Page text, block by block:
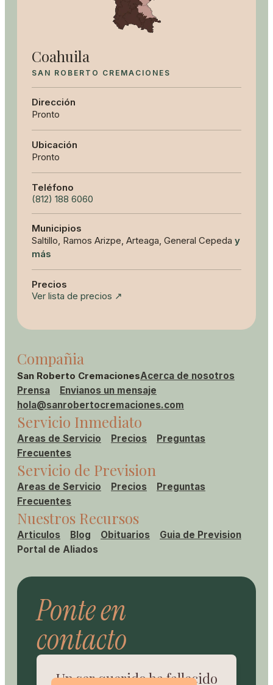
Coahuila
SAN ROBERTO CREMACIONES
Dirección
Pronto
Ubicación
Pronto
Teléfono
(812) 188 6060
Municipios
Saltillo, Ramos Arizpe, Arteaga, General Cepeda y
más
Precios
Ver lista de precios ↗
Compañia
San Roberto CremacionesAcerca de nosotros
Prensa
Envianos un mensaje
hola@sanrobertocremaciones.com
Servicio Inmediato
Areas de Servicio Precios
Preguntas
Frecuentes
Servicio de Prevision
Areas de Servicio Precios
Preguntas
Frecuentes
Nuestros Recursos
Articulos Blog Obituarios
Guia de Prevision
Portal de Aliados
Ponte en
contacto
Un ser querido ha fallecido